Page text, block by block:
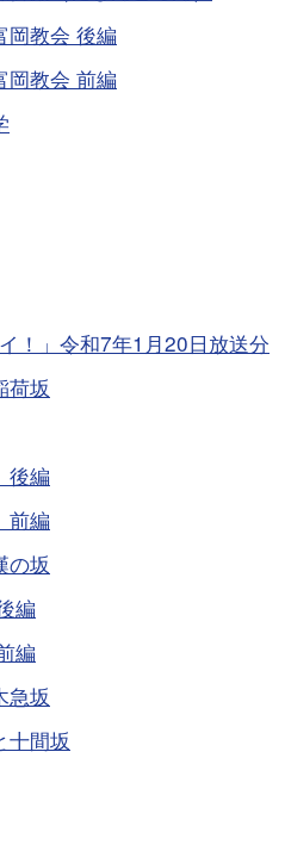
教会 後編
教会 前編
！」令和7年1月20日放送分
荷坂
編
編
の坂
編
編
急坂
十間坂